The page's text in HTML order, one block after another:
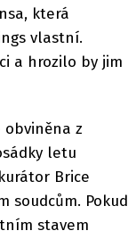
která
vlastní.
a hrozilo by jim
z
letu
Brice
soudcům. Pokud
stavem